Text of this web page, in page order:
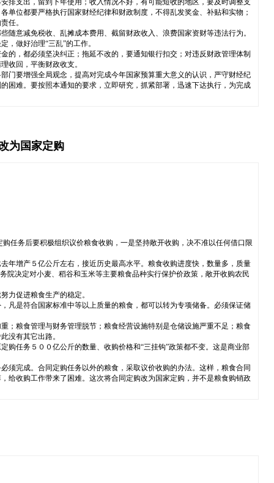
位都要严格执行国家财经纪律和财政制度，不得乱发奖金、补贴和实物；
任。
意减免税收、乱摊成本费用、截留财政收入、浪费国家资财等违法行为。
做好治理“三乱”的工作。
的，都必须坚决纠正；拖延不改的，要通知银行扣交；对违反财政管理体制
收回，平衡财政收支。
门要增强全局观念，提高对完成今年国家预算重大意义的认识，严守财经纪
困难。要按照本通知的要求，立即研究，抓紧部署，迅速下达执行，为完成
为国家定购
任务后要积极组织议价粮食收购，一是坚持敞开收购，决不准以任何借口限
年增产５亿公斤左右，接近历史最高水平。粮食收购进度快，数量多，质量
院决定对小麦、稻谷和玉米等主要粮食品种实行保护价政策，敞开收购农民
力促进粮食生产的稳定。
凡是符合国家标准中等以上质量的粮食，都可以转为专项储备。必须保证储
；粮食管理与财务管理脱节；粮食经营设施特别是仓储设施严重不足；粮食
没有其它出路。
任务５００亿公斤的数量、收购价格和“三挂钩”政策都不变。这是商业部
须完成。合同定购任务以外的粮食，采取议价收购的办法。这样，粮食合同
给收购工作带来了困难。这次将合同定购改为国家定购，并不是粮食购销政